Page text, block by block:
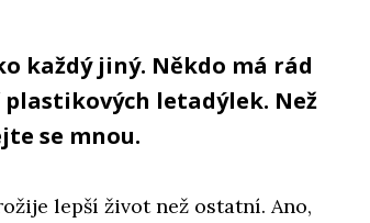
každý jiný. Někdo má rád
letadýlek. Než
se mnou.
lepší život než ostatní. Ano,